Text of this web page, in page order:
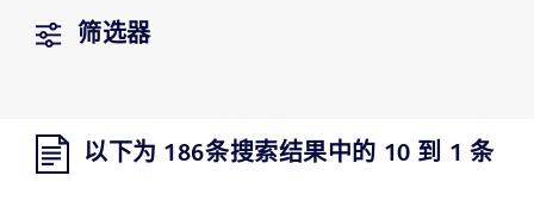
筛选器
以下为 186条搜索结果中的 10 到 1 条